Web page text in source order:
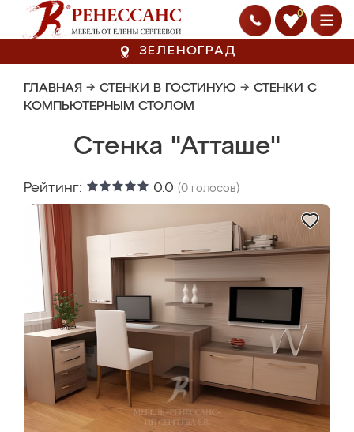
0
ЗЕЛЕНОГРАД
ГЛАВНАЯ → СТЕНКИ В ГОСТИНУЮ → СТЕНКИ С
КОМПЬЮТЕРНЫМ СТОЛОМ
Стенка "Атташе"
Рейтинг: 0.0 (0 голосов)